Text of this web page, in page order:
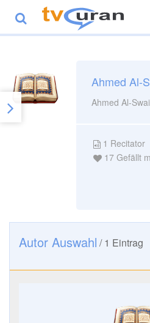
Ahmed Al-
Ahmed Al-
1 Recitator
17 Gefällt
Autor Auswahl /1 Eintrag